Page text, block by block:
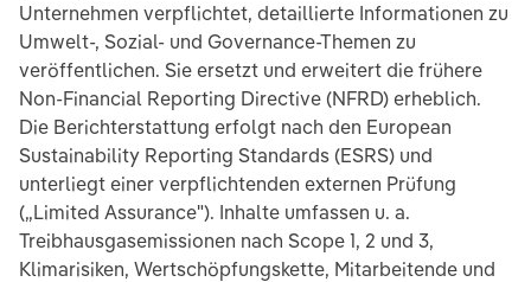
Unternehmen verpflichtet, detaillierte Informationen zu
Umwelt-, Sozial- und Governance-Themen zu
veröffentlichen. Sie ersetzt und erweitert die frühere
Non-Financial Reporting Directive (NFRD) erheblich.
Die Berichterstattung erfolgt nach den European
Sustainability Reporting Standards (ESRS) und
unterliegt einer verpflichtenden externen Prüfung
(„Limited Assurance"). Inhalte umfassen u. a.
Treibhausgasemissionen nach Scope 1, 2 und 3,
Klimarisiken, Wertschöpfungskette, Mitarbeitende und